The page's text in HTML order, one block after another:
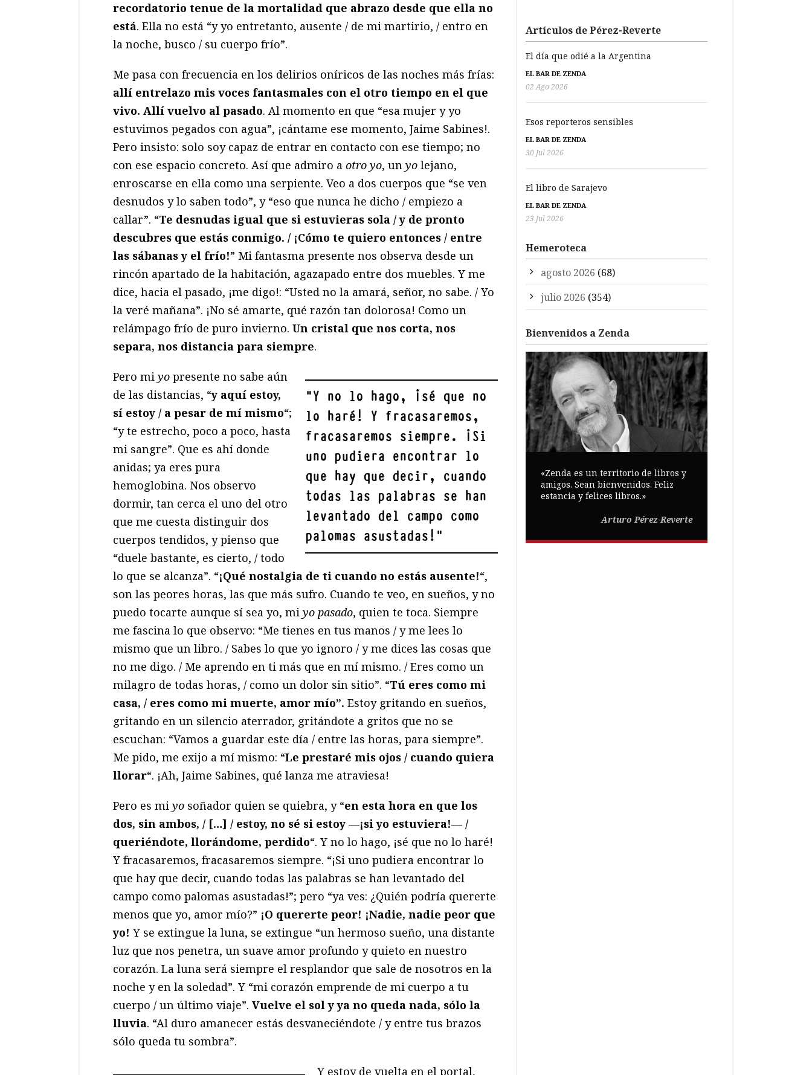
recordatorio tenue de la mortalidad que abrazo desde que ella no
está. Ella no está “y yo entretanto, ausente / de mi martirio, / entro en
la noche, busco / su cuerpo frío”.
Me pasa con frecuencia en los delirios oníricos de las noches más frías:
allí entrelazo mis voces fantasmales con el otro tiempo en el que
vivo. Allí vuelvo al pasado. Al momento en que “esa mujer y yo
estuvimos pegados con agua”, ¡cántame ese momento, Jaime Sabines!.
Pero insisto: solo soy capaz de entrar en contacto con ese tiempo; no
con ese espacio concreto. Así que admiro a otro yo, un yo lejano,
enroscarse en ella como una serpiente. Veo a dos cuerpos que “se ven
desnudos y lo saben todo”, y “eso que nunca he dicho / empiezo a
callar”. “Te desnudas igual que si estuvieras sola / y de pronto
descubres que estás conmigo. / ¡Cómo te quiero entonces / entre
las sábanas y el frío!” Mi fantasma presente nos observa desde un
rincón apartado de la habitación, agazapado entre dos muebles. Y me
dice, hacia el pasado, ¡me digo!: “Usted no la amará, señor, no sabe. / Yo
la veré mañana”. ¡No sé amarte, qué razón tan dolorosa! Como un
relámpago frío de puro invierno. Un cristal que nos corta, nos
separa, nos distancia para siempre.
"Y no lo hago, ¡sé que no
lo haré! Y fracasaremos,
fracasaremos siempre. ¡Si
uno pudiera encontrar lo
que hay que decir, cuando
todas las palabras se han
levantado del campo como
palomas asustadas! "
Pero mi yo presente no sabe aún
de las distancias, “y aquí estoy,
sí estoy / a pesar de mí mismo“;
“y te estrecho, poco a poco, hasta
mi sangre”. Que es ahí donde
anidas; ya eres pura
hemoglobina. Nos observo
dormir, tan cerca el uno del otro
que me cuesta distinguir dos
cuerpos tendidos, y pienso que
“duele bastante, es cierto, / todo
lo que se alcanza”. “¡Qué nostalgia de ti cuando no estás ausente!“,
son las peores horas, las que más sufro. Cuando te veo, en sueños, y no
puedo tocarte aunque sí sea yo, mi yo pasado, quien te toca. Siempre
me fascina lo que observo: “Me tienes en tus manos / y me lees lo
mismo que un libro. / Sabes lo que yo ignoro / y me dices las cosas que
no me digo. / Me aprendo en ti más que en mí mismo. / Eres como un
milagro de todas horas, / como un dolor sin sitio”. “Tú eres como mi
casa, / eres como mi muerte, amor mío”. Estoy gritando en sueños,
gritando en un silencio aterrador, gritándote a gritos que no se
escuchan: “Vamos a guardar este día / entre las horas, para siempre”.
Me pido, me exijo a mí mismo: “Le prestaré mis ojos / cuando quiera
llorar“. ¡Ah, Jaime Sabines, qué lanza me atraviesa!
Pero es mi yo soñador quien se quiebra, y “en esta hora en que los
dos, sin ambos, / […] / estoy, no sé si estoy —¡si yo estuviera!— /
queriéndote, llorándome, perdido“. Y no lo hago, ¡sé que no lo haré!
Y fracasaremos, fracasaremos siempre. “¡Si uno pudiera encontrar lo
que hay que decir, cuando todas las palabras se han levantado del
campo como palomas asustadas!”; pero “ya ves: ¿Quién podría quererte
menos que yo, amor mío?” ¡O quererte peor! ¡Nadie, nadie peor que
yo! Y se extingue la luna, se extingue “un hermoso sueño, una distante
luz que nos penetra, un suave amor profundo y quieto en nuestro
corazón. La luna será siempre el resplandor que sale de nosotros en la
noche y en la soledad”. Y “mi corazón emprende de mi cuerpo a tu
cuerpo / un último viaje”. Vuelve el sol y ya no queda nada, sólo la
lluvia. “Al duro amanecer estás desvaneciéndote / y entre tus brazos
sólo queda tu sombra”.
Y estoy de vuelta en el portal,
Artículos de Pérez-Reverte
El día que odié a la Argentina
EL BAR DE ZENDA
02 Ago 2026
Esos reporteros sensibles
EL BAR DE ZENDA
30 Jul 2026
El libro de Sarajevo
EL BAR DE ZENDA
23 Jul 2026
Hemeroteca
agosto 2026 (68)
julio 2026 (354)
Bienvenidos a Zenda
«Zenda es un territorio de libros y
amigos. Sean bienvenidos. Feliz
estancia y felices libros.»
Arturo Pérez-Reverte